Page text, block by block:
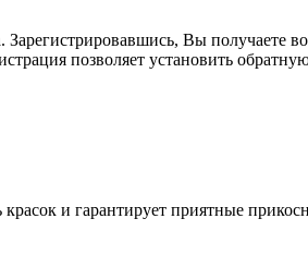
Зарегистрировавшись, Вы
позволяет установить
и гарантирует приятные